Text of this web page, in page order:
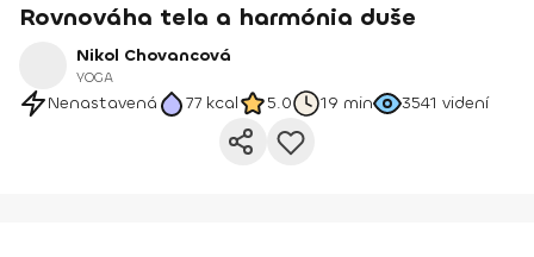
Rovnováha tela a harmónia duše
Nikol Chovancová
YOGA
Nenastavená 77 kcal 5.0 19 min 3541 videní